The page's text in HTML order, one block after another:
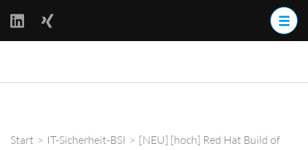
Inhalt
springen
drücken)
Start > IT-Sicherheit-BSI > [NEU] [hoch] Red Hat Build of